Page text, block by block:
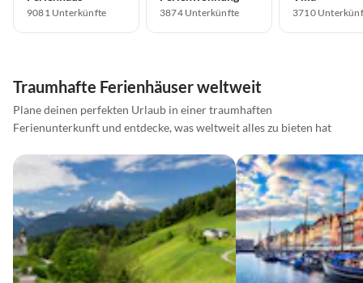
9081 Unterkünfte 3874 Unterkünfte 3710
Traumhafte Ferienhäuser weltweit
Plane deinen perfekten Urlaub in einer traumhaften
Ferienunterkunft und entdecke, was weltweit alles zu bieten hat